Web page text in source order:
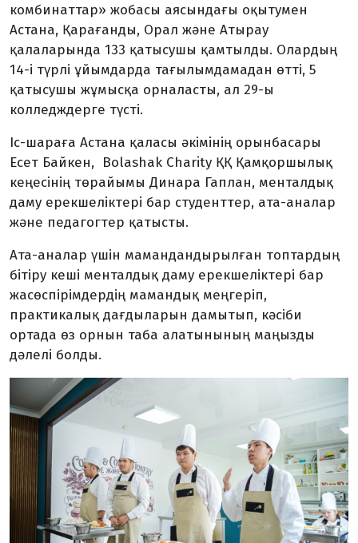
комбинаттар» жобасы аясындағы оқытумен
Астана, Қарағанды, Орал және Атырау
қалаларында 133 қатысушы қамтылды. Олардың
14-і түрлі ұйымдарда тағылымдамадан өтті, 5
қатысушы жұмысқа орналасты, ал 29-ы
колледждерге түсті.
Іс-шараға Астана қаласы әкімінің орынбасары
Есет Байкен, Bolashak Charity ҚҚ Қамқоршылық
кеңесінің төрайымы Динара Гаплан, менталдық
даму ерекшеліктері бар студенттер, ата-аналар
және педагогтер қатысты.
Ата-аналар үшін мамандандырылған топтардың
бітіру кеші менталдық даму ерекшеліктері бар
жасөспірімдердің мамандық меңгеріп,
практикалық дағдыларын дамытып, кәсіби
ортада өз орнын таба алатынының маңызды
дәлелі болды.